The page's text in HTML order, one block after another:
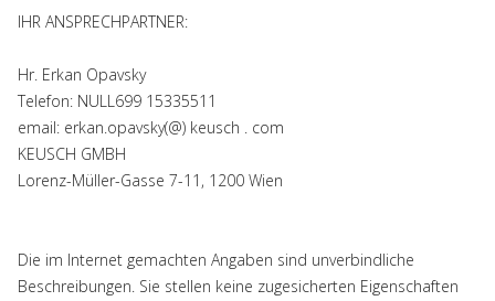
IHR ANSPRECHPARTNER:
Hr. Erkan Opavsky
Telefon: NULL699 15335511
email: erkan.opavsky(@) keusch . com
KEUSCH GMBH
Lorenz-Müller-Gasse 7-11, 1200 Wien
Die im Internet gemachten Angaben sind unverbindliche
Beschreibungen. Sie stellen keine zugesicherten Eigenschaften